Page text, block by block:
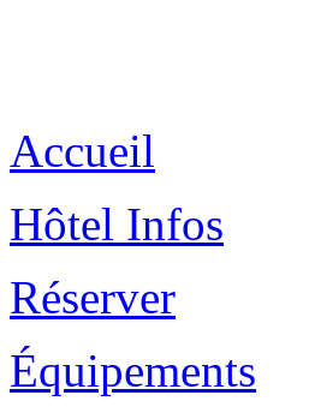
Accueil
Hôtel Infos
Réserver
Équipements